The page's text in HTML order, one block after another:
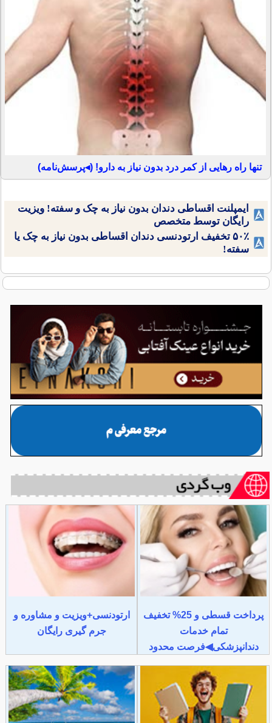
تنها راه رهایی از کمر درد بدون نیاز به دارو! (◂پرسش‌نامه)
ایمپلنت اقساطی دندان بدون نیاز به چک و سفته! ویزیت
رایگان توسط متخصص
۵۰٪ تخفیف ارتودنسی دندان اقساطی بدون نیاز به چک یا
سفته!
پرداخت قسطی و 25% تخفیف
تمام خدمات
دندانپزشکی◀فرصت محدود
ارتودنسی+ویزیت و مشاوره و
جرم گیری رایگان